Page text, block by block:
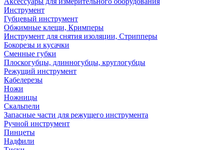
Инструмент
Губцевый инструмент
Обжимные клещи, Кримперы
Инструмент для снятия изоляции, Стрипперы
Бокорезы и кусачки
Сменные губки
Плоскогубцы, длинногубцы, круглогубцы
Режущий инструмент
Кабелерезы
Ножи
Ножницы
Скальпели
Запасные части для режущего инструмента
Ручной инструмент
Пинцеты
Надфили